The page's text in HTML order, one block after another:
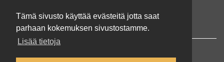
Tämä sivusto käyttää evästeitä jotta saat
parhaan kokemuksen sivustostamme.
Lisää tietoja
Ota yhteyttä meihin